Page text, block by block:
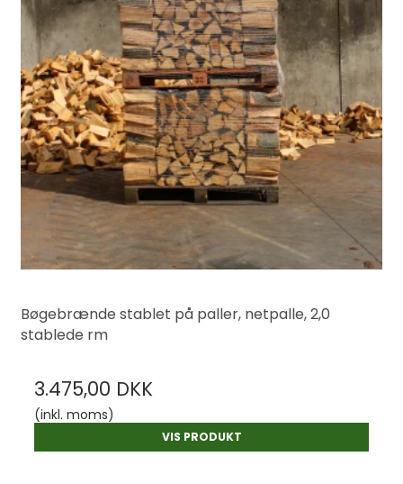
Bøgebrænde stablet på paller, netpalle, 2,0
stablede rm
3.475,00 DKK
(inkl. moms)
VIS PRODUKT